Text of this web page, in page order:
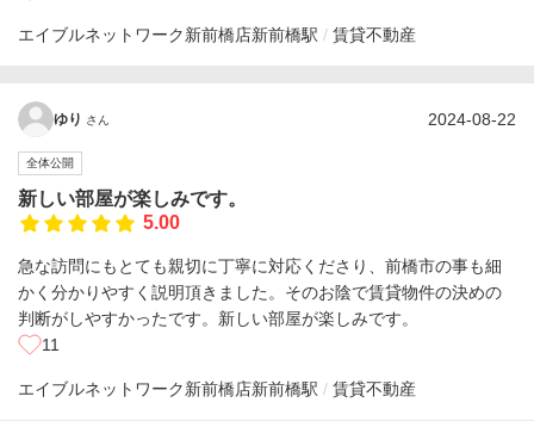
エイブルネットワーク新前橋店新前橋駅 賃貸不動産
ゆり さん 2024-08-22
全体公開
新しい部屋が楽しみです。
5.00
急な訪問にもとても親切に丁寧に対応くださり、前橋市の事も細
かく分かりやすく説明頂きました。そのお陰で賃貸物件の決めの
判断がしやすかったです。新しい部屋が楽しみです。
11
エイブルネットワーク新前橋店新前橋駅 賃貸不動産